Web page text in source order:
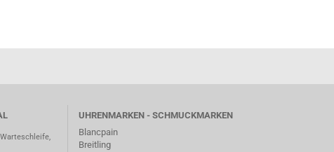
UHRENMARKEN - SCHMUCKMARKEN
Blancpain
Breitling